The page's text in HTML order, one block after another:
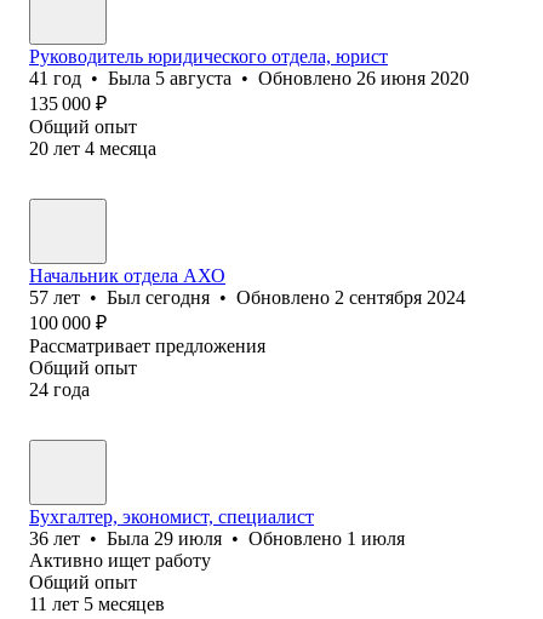
Руководитель юридического отдела, юрист
41 год • Была 5 августа • Обновлено 26 июня 2020
135 000 ₽
Общий опыт
20 лет 4 месяца
Начальник отдела АХО
57 лет • Был сегодня • Обновлено 2 сентября 2024
100 000 ₽
Рассматривает предложения
Общий опыт
24 года
Бухгалтер, экономист, специалист
36 лет • Была 29 июля • Обновлено 1 июля
Активно ищет работу
Общий опыт
11 лет 5 месяцев